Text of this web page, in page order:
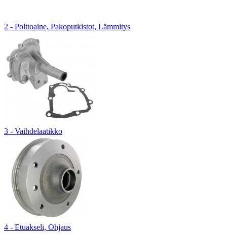
2 - Polttoaine, Pakoputkistot, Lämmitys
3 - Vaihdelaatikko
4 - Etuakseli, Ohjaus